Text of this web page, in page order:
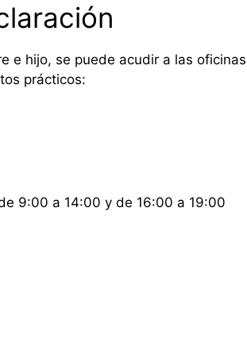
e hijo, se puede acudir a las
prácticos:
9:00 a 14:00 y de 16:00 a 19:00